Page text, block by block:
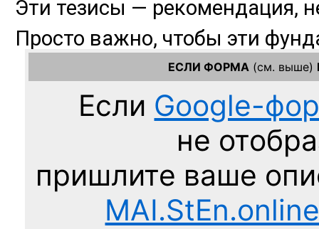
ЕСЛИ ФОРМА (см. выше)
Если Google-
не
пришлите ваше